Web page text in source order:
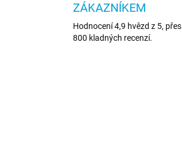
ZÁKAZNÍKEM
Hodnocení 4,9 hvězd z 5, přes
800 kladných recenzí.